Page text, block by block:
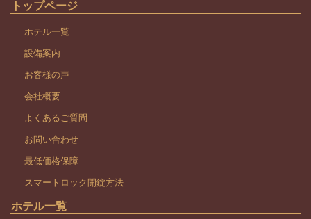
トップページ
ホテル一覧
設備案内
お客様の声
会社概要
よくあるご質問
お問い合わせ
最低価格保障
スマートロック開錠方法
ホテル一覧